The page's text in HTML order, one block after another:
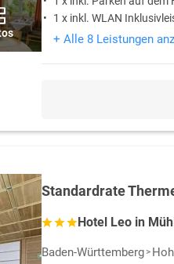
mit den Kindern entdeckt
zur Burg Guttenberg, hinab in
mit dem deutschen
im Winter auch die Erbacher
etwas Neues zu entdecken
in bis zu 14m Höhe.
berühmte Fabelwesen und sein
Museum für Erwachsene und
von April bis Dezember
erreicht man
1 x inkl. WLAN
+ Alle 8 Leistungen
Standardrate
Hotel Leo in
Baden-Württemberg